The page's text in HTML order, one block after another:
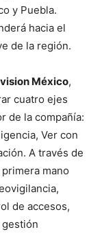
y Puebla.
hacia el
de la región.
México,
cuatro ejes
de la compañía:
Ver con
A través de
mano
de accesos,